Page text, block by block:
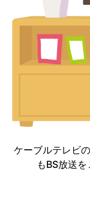
ケーブルテレビ
もBS放送